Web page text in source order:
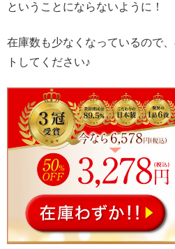
ということにならないように！
在庫数も少なくなっているので
トしてください♪